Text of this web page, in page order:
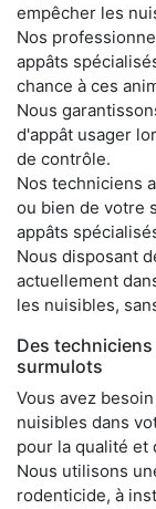
empêcher les
Nos
appâts
chance à ces
Nous
d'appât usager
de contrôle.
Nos techniciens
ou bien de votre
appâts
Nous disposant
actuellement
les nuisibles,
Des
surmulots
Vous avez
nuisibles dans
pour la qualité et
Nous utilisons
rodenticide, à